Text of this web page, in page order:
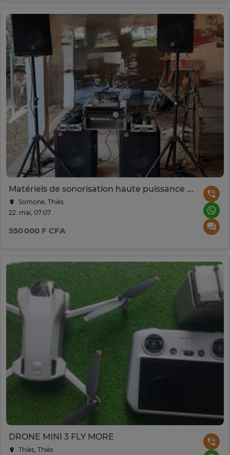
Matériels de sonorisation haute puissance pour DJ
Somone, Thiès
22. mai, 07:07
550 000 F CFA
DRONE MINI 3 FLY MORE
Thiès, Thiès